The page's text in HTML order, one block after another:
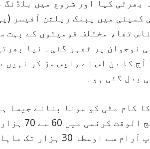
بھرتی کیا اور شروع میں بلڈنگ
کمپنی میں پبلک ریلشن آفیسر
تھا، مختلف قومیتوں کے بہت
نوجوان پر ٹھہر گئی۔ نیا
کا دن اس نے واپس مڑ کر نہیں
بدل گئی ہو۔
کام مٹی کو سونا بنانے جیسا
آپ کے پاس صرف 10 بندے بھی ہوں تو آپ آرام
اِنوائس ڈال سکتے ہیں جس میں سارے خرچے نکال کر آپ